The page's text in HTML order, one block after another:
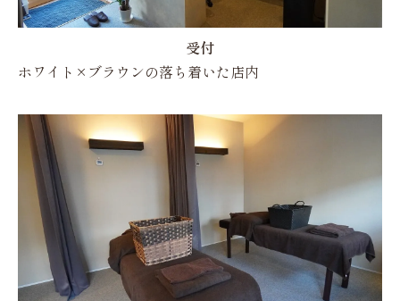
受付
ホワイト×ブラウンの落ち着いた店内